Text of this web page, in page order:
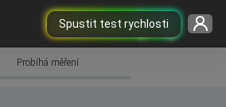
Spustit test rychlosti
Probíhá měření